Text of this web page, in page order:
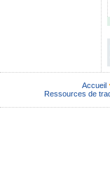
Accueil
Ressources de